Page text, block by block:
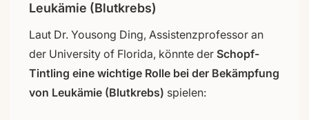
Leukämie (Blutkrebs)
Laut Dr. Yousong Ding, Assistenzprofessor an
der University of Florida, könnte der Schopf-
Tintling eine wichtige Rolle bei der Bekämpfung
von Leukämie (Blutkrebs) spielen: